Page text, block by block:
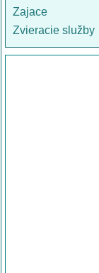
Zajace
Zvieracie služby